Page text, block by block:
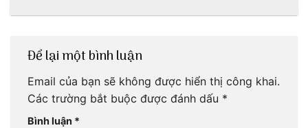
Để lại một bình luận
Email của bạn sẽ không được hiển thị công khai.
Các trường bắt buộc được đánh dấu *
Bình luận *